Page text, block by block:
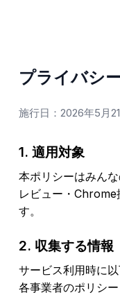
プライバシ
施行日：2026年5月
1. 適用対象
本ポリシーはみん
レビュー・Chrome
す。
2. 収集する情報
サービス利用時に
各事業者のポリシー